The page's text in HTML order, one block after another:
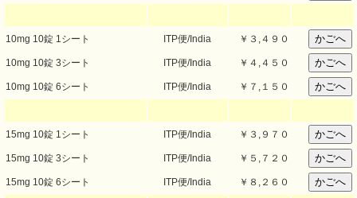
10mg 10錠 1シート ITP便/India ￥ ３,４９０
10mg 10錠 3シート ITP便/India ￥ ４,４５０
10mg 10錠 6シート ITP便/India ￥ ７,１５０
15mg 10錠 1シート ITP便/India ￥ ３,９７０
15mg 10錠 3シート ITP便/India ￥ ５,７２０
15mg 10錠 6シート ITP便/India ￥ ８,２６０